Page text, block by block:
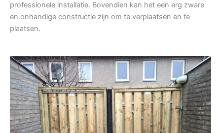
professionele installatie. Bovendien kan het een erg zware
en onhandige constructie zijn om te verplaatsen en te
plaatsen.